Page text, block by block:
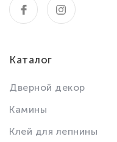
Каталог
Дверной декор
Камины
Клей для лепнины